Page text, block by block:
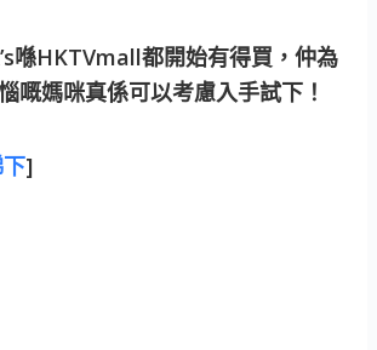
喺HKTVmall都開始有得買，仲為
嘅媽咪真係可以考慮入手試下！
]